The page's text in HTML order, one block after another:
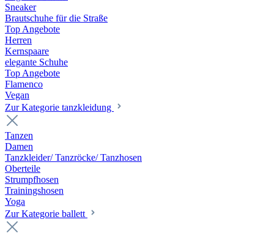
Sneaker
Brautschuhe für die Straße
Top Angebote
Herren
Kernspaare
elegante Schuhe
Top Angebote
Flamenco
Vegan
Zur Kategorie tanzkleidung
Tanzen
Damen
Tanzkleider/ Tanzröcke/ Tanzhosen
Oberteile
Strumpfhosen
Trainingshosen
Yoga
Zur Kategorie ballett